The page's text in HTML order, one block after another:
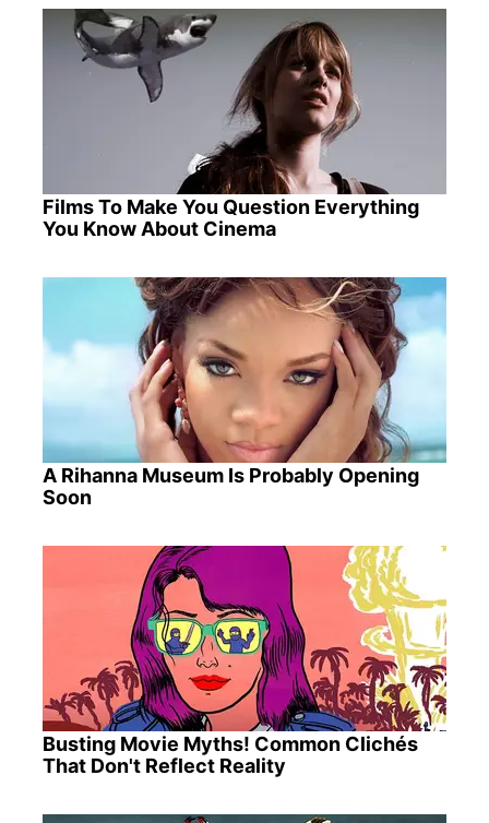
Films To Make You Question Everything
You Know About Cinema
A Rihanna Museum Is Probably Opening
Soon
Busting Movie Myths! Common Clichés
That Don't Reflect Reality